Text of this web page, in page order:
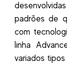
padrões de
com
linha
variados